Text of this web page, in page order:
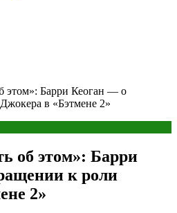
этом»: Барри Кеоган — о
в «Бэтмене 2»
об этом»: Барри
к роли
2»